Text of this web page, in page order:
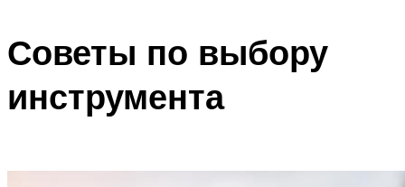
Советы по выбору
инструмента